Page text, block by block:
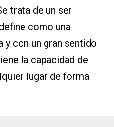
trata de un ser
como una
y con un gran sentido
la capacidad de
lugar de forma